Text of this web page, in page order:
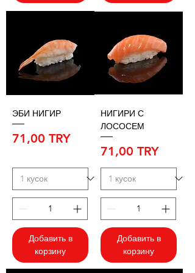
ЭБИ НИГИР
Цена
71,00 TRY
Добавить в
корзину
НИГИРИ С
ЛОСОСЕМ
Цена
71,00 TRY
Добавить в
корзину